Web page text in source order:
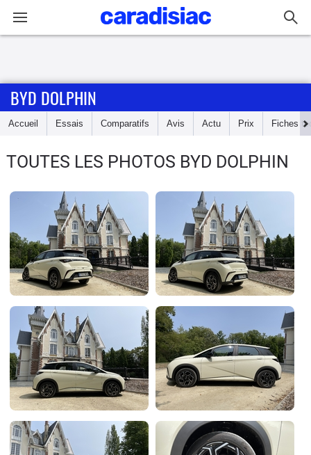
Accueil
Essais
Electriques
Utilitaires
Flottes
Auto
Services
BYD DOLPHIN
Accueil Essais Comparatifs Avis Actu Prix Fiches
TOUTES LES PHOTOS BYD DOLPHIN